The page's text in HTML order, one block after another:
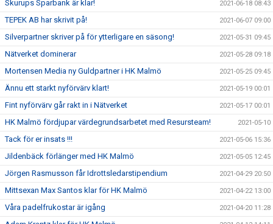
Skurups Sparbank är klar! 2021-06-18 08:43
TEPEK AB har skrivit på! 2021-06-07 09:00
Silverpartner skriver på för ytterligare en säsong! 2021-05-31 09:45
Nätverket dominerar 2021-05-28 09:18
Mortensen Media ny Guldpartner i HK Malmö 2021-05-25 09:45
Ännu ett starkt nyförvärv klart! 2021-05-19 00:01
Fint nyförvärv går rakt in i Nätverket 2021-05-17 00:01
HK Malmö fördjupar värdegrundsarbetet med Resursteam! 2021-05-10
Tack för er insats !!! 2021-05-06 15:36
Jildenbäck förlänger med HK Malmö 2021-05-05 12:45
Jörgen Rasmusson får Idrottsledarstipendium 2021-04-29 20:50
Mittsexan Max Santos klar för HK Malmö 2021-04-22 13:00
Våra padelfrukostar är igång 2021-04-20 11:28